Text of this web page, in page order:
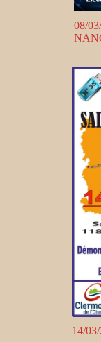
08/
14/